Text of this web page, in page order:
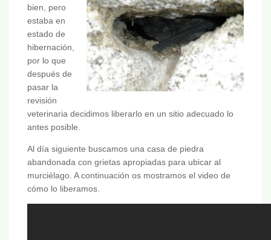
bien, pero
estaba en
estado de
hibernación,
por lo que
después de
pasar la
revisión
veterinaria decidimos liberarlo en un sitio adecuado lo
antes posible.
Al día siguiente buscamos una casa de piedra
abandonada con grietas apropiadas para ubicar al
murciélago. A continuación os mostramos el video de
cómo lo liberamos.